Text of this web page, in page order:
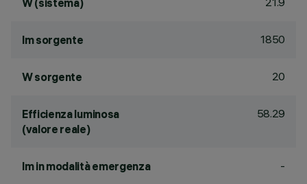
W (sistema)
lm sorgente 1850
W sorgente 20
Efficienza luminosa
(valore reale)
58.29
lm in modalità emergenza -